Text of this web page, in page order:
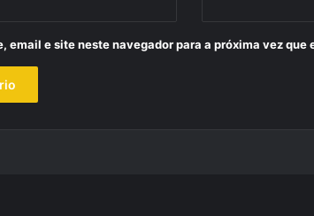
email e site neste navegador para a próxima vez que